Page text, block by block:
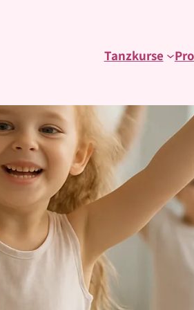
Tanzkurse